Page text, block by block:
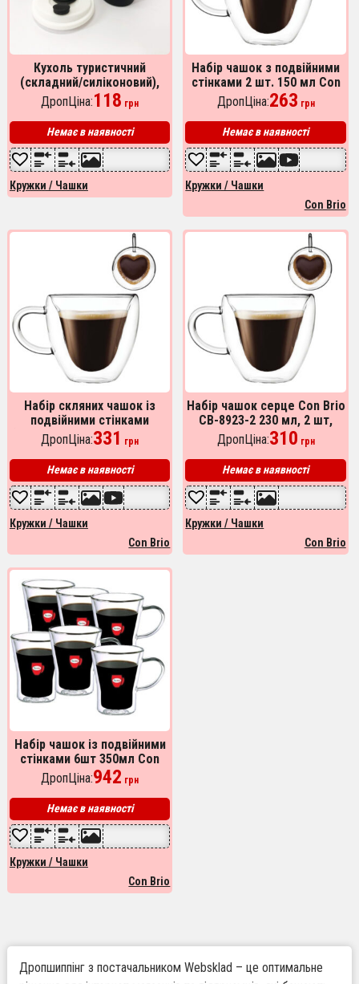
Кухоль туристичний
(складний/силіконовий),
складний термокухоль,
складаний кухоль для кави.
Колір: чорний
ДропЦіна:118 грн
Немає в наявності
Кружки / Чашки
Набір чашок з подвійними
стінками 2 шт. 150 мл Con
Brio СВ-8915-2, Скляні
чашки з подвійним дном
ДропЦіна:263 грн
Немає в наявності
Кружки / Чашки
Con Brio
Набір скляних чашок із
подвійними стінками
(серце) Con Brio СВ-8930-2,
2шт, 300мл
ДропЦіна:331 грн
Немає в наявності
Кружки / Чашки
Con Brio
Набір чашок серце Con Brio
CB-8923-2 230 мл, 2 шт,
Кружки скляні з подвійним
дном, Чашки для еспресо
ДропЦіна:310 грн
Немає в наявності
Кружки / Чашки
Con Brio
Набір чашок із подвійними
стінками 6шт 350мл Con
Brio СВ-8535, склянки з
подвійним дном
ДропЦіна:942 грн
Немає в наявності
Кружки / Чашки
Con Brio
Дропшиппінг з постачальником Websklad – це оптимальне